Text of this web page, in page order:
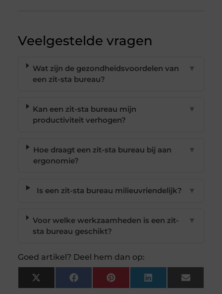
Veelgestelde vragen
Wat zijn de gezondheidsvoordelen van
een zit-sta bureau?
▼
Kan een zit-sta bureau mijn
productiviteit verhogen?
▼
Hoe draagt een zit-sta bureau bij aan
ergonomie?
▼
Is een zit-sta bureau milieuvriendelijk? ▼
Voor welke werkzaamheden is een zit-
sta bureau geschikt?
▼
Goed artikel? Deel hem dan op:
X
(Twitter)
FacebookPinterest LinkedIn Email